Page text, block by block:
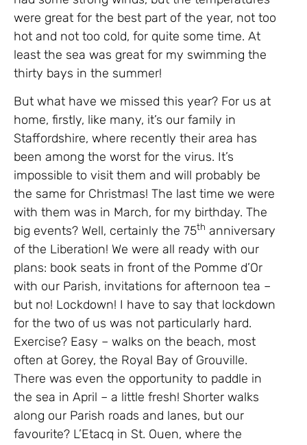
were great for the best part of the year, not too
hot and not too cold, for quite some time. At
least the sea was great for my swimming the
thirty bays in the summer!
But what have we missed this year? For us at
home, firstly, like many, it’s our family in
Staffordshire, where recently their area has
been among the worst for the virus. It’s
impossible to visit them and will probably be
the same for Christmas! The last time we were
with them was in March, for my birthday. The
big events? Well, certainly the 75th anniversary
of the Liberation! We were all ready with our
plans: book seats in front of the Pomme d’Or
with our Parish, invitations for afternoon tea –
but no! Lockdown! I have to say that lockdown
for the two of us was not particularly hard.
Exercise? Easy – walks on the beach, most
often at Gorey, the Royal Bay of Grouville.
There was even the opportunity to paddle in
the sea in April – a little fresh! Shorter walks
along our Parish roads and lanes, but our
favourite? L’Etacq in St. Ouen, where the